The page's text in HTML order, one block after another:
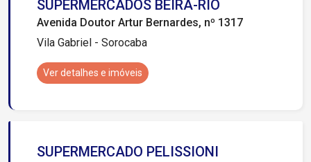
SUPERMERCADOS BEIRA-RIO
Avenida Doutor Artur Bernardes, nº 1317
Vila Gabriel - Sorocaba
Ver detalhes e imóveis
SUPERMERCADO PELISSIONI